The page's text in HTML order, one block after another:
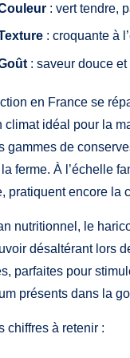
: vert tendre,
: croquante à
: saveur douce
en France se
climat idéal pour la
gammes de
ferme. À l’échelle
pratiquent encore
nutritionnel, le
désaltérant lors
parfaites pour
présents dans la
chiffres à retenir :